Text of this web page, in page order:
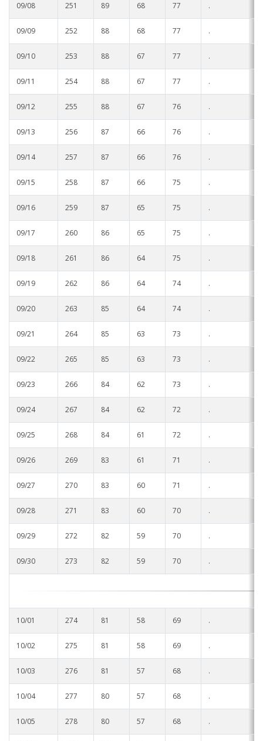
09/08 251 89 68 77 .
09/09 252 88 68 77 .
09/10 253 88 67 77 .
09/11 254 88 67 77 .
09/12 255 88 67 76 .
09/13 256 87 66 76 .
09/14 257 87 66 76 .
09/15 258 87 66 75 .
09/16 259 87 65 75 .
09/17 260 86 65 75 .
09/18 261 86 64 75 .
09/19 262 86 64 74 .
09/20 263 85 64 74 .
09/21 264 85 63 73 .
09/22 265 85 63 73 .
09/23 266 84 62 73 .
09/24 267 84 62 72 .
09/25 268 84 61 72 .
09/26 269 83 61 71 .
09/27 270 83 60 71 .
09/28 271 83 60 70 .
09/29 272 82 59 70 .
09/30 273 82 59 70 .
10/01 274 81 58 69 .
10/02 275 81 58 69 .
10/03 276 81 57 68 .
10/04 277 80 57 68 .
10/05 278 80 57 68 .